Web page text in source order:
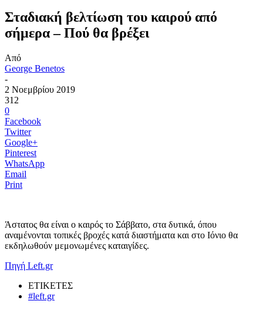
Σταδιακή βελτίωση του καιρού από
σήμερα – Πού θα βρέξει
Από
George Benetos
-
2 Νοεμβρίου 2019
312
0
Facebook
Twitter
Google+
Pinterest
WhatsApp
Email
Print
Άστατος θα είναι ο καιρός το Σάββατο, στα δυτικά, όπου
αναμένονται τοπικές βροχές κατά διαστήματα και στο Ιόνιο θα
εκδηλωθούν μεμονωμένες καταιγίδες.
Πηγή Left.gr
ΕΤΙΚΕΤΕΣ
#left.gr